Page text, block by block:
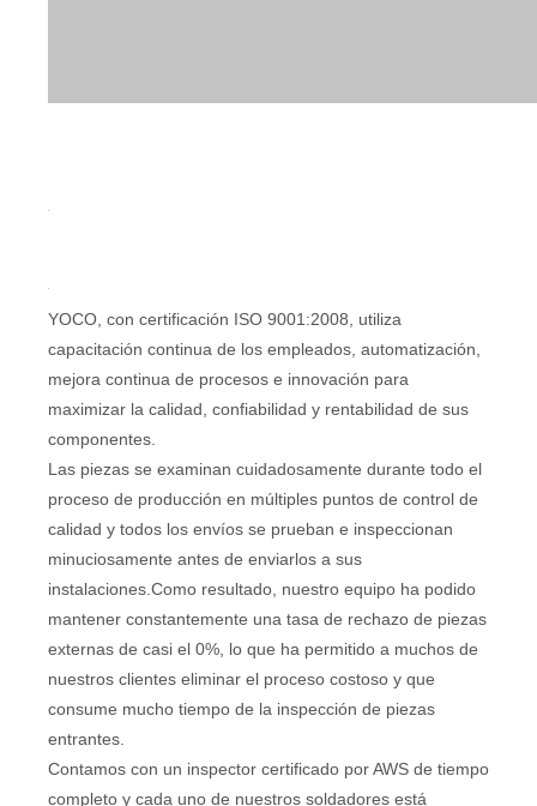
YOCO, con certificación ISO 9001:2008, utiliza
capacitación continua de los empleados, automatización,
mejora continua de procesos e innovación para
maximizar la calidad, confiabilidad y rentabilidad de sus
componentes.
Las piezas se examinan cuidadosamente durante todo el
proceso de producción en múltiples puntos de control de
calidad y todos los envíos se prueban e inspeccionan
minuciosamente antes de enviarlos a sus
instalaciones.Como resultado, nuestro equipo ha podido
mantener constantemente una tasa de rechazo de piezas
externas de casi el 0%, lo que ha permitido a muchos de
nuestros clientes eliminar el proceso costoso y que
consume mucho tiempo de la inspección de piezas
entrantes.
Contamos con un inspector certificado por AWS de tiempo
completo y cada uno de nuestros soldadores está